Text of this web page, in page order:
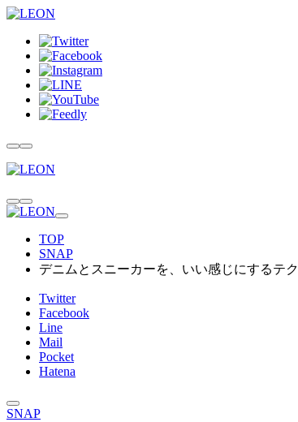
TOP
SNAP
デニムとスニーカーを、いい感じにするテク
Twitter
Facebook
Line
Mail
Pocket
Hatena
SNAP